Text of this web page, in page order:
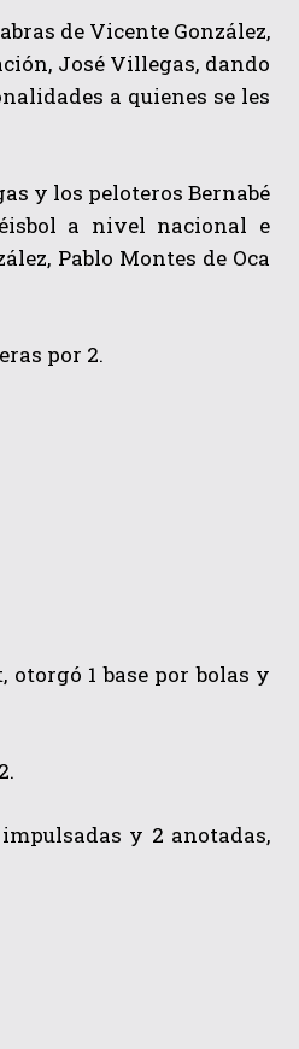
de Vicente González,
José Villegas, dando
a quienes se les
y los peloteros Bernabé
a nivel nacional e
Pablo Montes de Oca
por 2.
1 base por bolas y
y 2 anotadas,